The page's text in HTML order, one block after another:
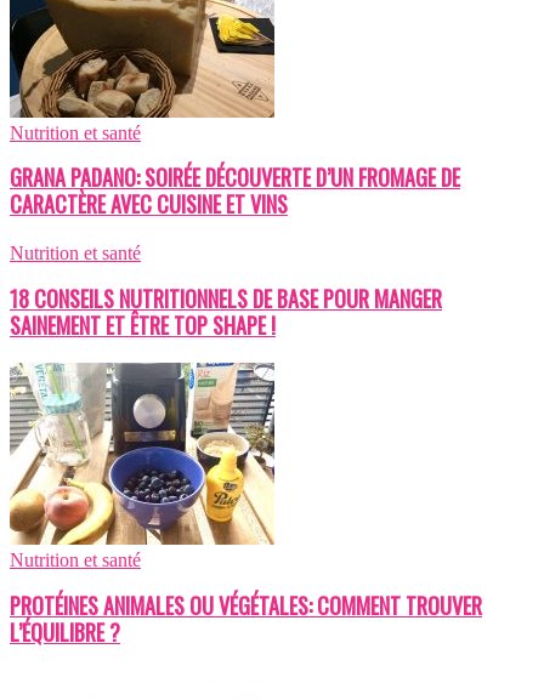
Nutrition et santé
GRANA PADANO: SOIRÉE DÉCOUVERTE D’UN FROMAGE DE
CARACTÈRE AVEC CUISINE ET VINS
Nutrition et santé
18 CONSEILS NUTRITIONNELS DE BASE POUR MANGER
SAINEMENT ET ÊTRE TOP SHAPE !
Nutrition et santé
PROTÉINES ANIMALES OU VÉGÉTALES: COMMENT TROUVER
L’ÉQUILIBRE ?